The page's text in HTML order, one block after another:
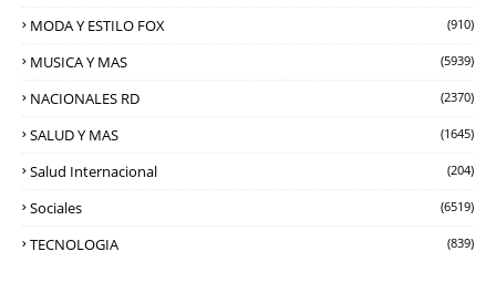
MODA Y ESTILO FOX (910)
MUSICA Y MAS (5939)
NACIONALES RD (2370)
SALUD Y MAS (1645)
Salud Internacional (204)
Sociales (6519)
TECNOLOGIA (839)